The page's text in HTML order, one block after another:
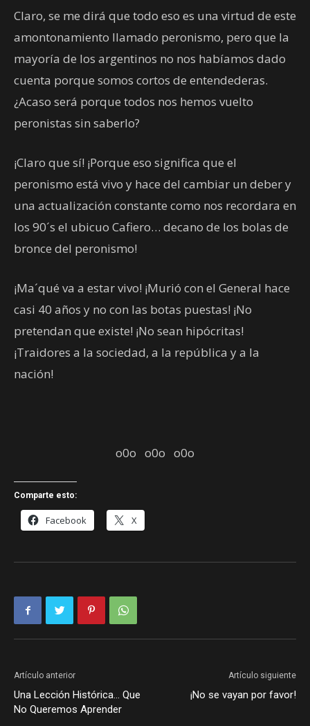
Claro, se me dirá que todo eso es una virtud de este
amontonamiento llamado peronismo, pero que la
mayoría de los argentinos no nos habíamos dado
cuenta porque somos cortos de entendederas.
¿Acaso será porque todos nos hemos vuelto
peronistas sin saberlo?
¡Claro que sí! ¡Porque eso significa que el
peronismo está vivo y hace del cambiar un deber y
una actualización constante como nos recordara en
los 90´s el ubicuo Cafiero… decano de los bolas de
bronce del peronismo!
¡Ma´qué va a estar vivo! ¡Murió con el General hace
casi 40 años y no con las botas puestas! ¡No
pretendan que existe! ¡No sean hipócritas!
¡Traidores a la sociedad, a la república y a la
nación!
o0o o0o o0o
Comparte esto:
Facebook X
Artículo anterior
Una Lección Histórica… Que
No Queremos Aprender
Artículo siguiente
¡No se vayan por favor!